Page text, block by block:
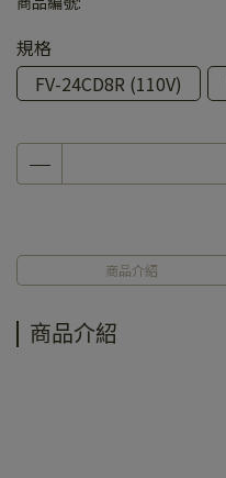
規格
FV-24CD8R (110V)
商品介紹
商品介紹